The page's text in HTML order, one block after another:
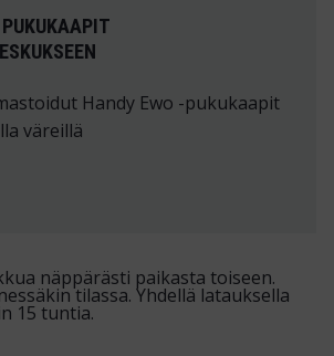
Handy Ewo -pukukaapit
väreillä